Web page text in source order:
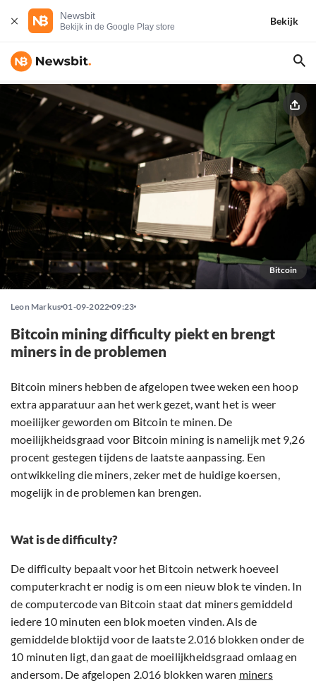
Newsbit
Bekijk in de Google Play store
Bekijk
Bitcoin
Leon Markus 01-09-2022 09:23
Bitcoin mining difficulty piekt en brengt
miners in de problemen
Bitcoin miners hebben de afgelopen twee weken een hoop
extra apparatuur aan het werk gezet, want het is weer
moeilijker geworden om Bitcoin te minen. De
moeilijkheidsgraad voor Bitcoin mining is namelijk met 9,26
procent gestegen tijdens de laatste aanpassing. Een
ontwikkeling die miners, zeker met de huidige koersen,
mogelijk in de problemen kan brengen.
Wat is de difficulty?
De difficulty bepaalt voor het Bitcoin netwerk hoeveel
computerkracht er nodig is om een nieuw blok te vinden. In
de computercode van Bitcoin staat dat miners gemiddeld
iedere 10 minuten een blok moeten vinden. Als de
gemiddelde bloktijd voor de laatste 2.016 blokken onder de
10 minuten ligt, dan gaat de moeilijkheidsgraad omlaag en
andersom. De afgelopen 2.016 blokken waren miners